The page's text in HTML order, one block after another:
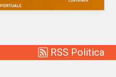
RSS Politica